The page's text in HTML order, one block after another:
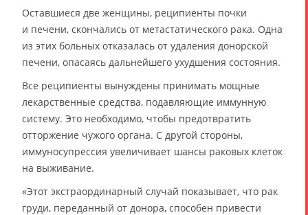
Оставшиеся две женщины, реципиенты почки
и печени, скончались от метастатического рака. Одна
из этих больных отказалась от удаления донорской
печени, опасаясь дальнейшего ухудшения состояния.
Все реципиенты вынуждены принимать мощные
лекарственные средства, подавляющие иммунную
систему. Это необходимо, чтобы предотвратить
отторжение чужого органа. С другой стороны,
иммуносупрессия увеличивает шансы раковых клеток
на выживание.
«Этот экстраординарный случай показывает, что рак
груди, переданный от донора, способен привести